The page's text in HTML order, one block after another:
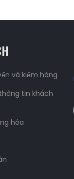
và kiểm hàng
tin khách
hóa